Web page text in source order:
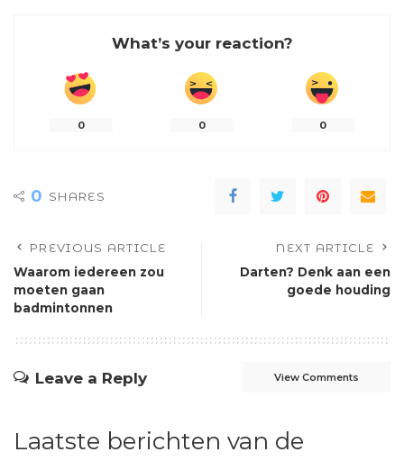
What’s your reaction?
0 0 0
0 SHARES
PREVIOUS ARTICLE
Waarom iedereen zou
moeten gaan
badmintonnen
NEXT ARTICLE
Darten? Denk aan een
goede houding
Leave a Reply View Comments
Laatste berichten van de